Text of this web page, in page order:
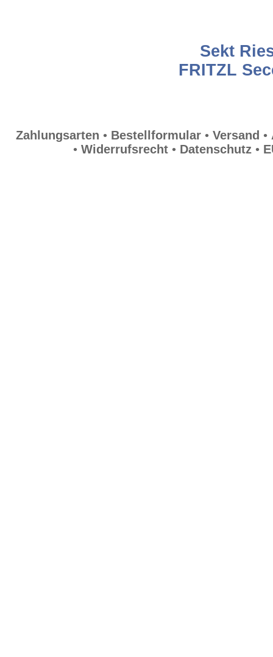
Sekt
FRITZL
Zahlungsarten • Bestellformular• Versand •
• Widerrufsrecht • Datenschutz •